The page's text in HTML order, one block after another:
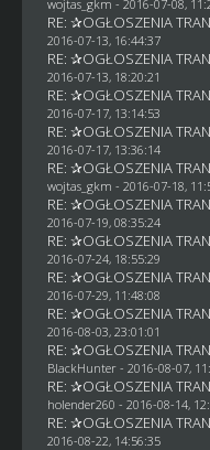
wojtas_gkm - 2016-07-08,
RE: ✰OGŁOSZENIA
2016-07-13, 16:44:37
RE: ✰OGŁOSZENIA
2016-07-13, 18:20:21
RE: ✰OGŁOSZENIA
2016-07-17, 13:14:53
RE: ✰OGŁOSZENIA
2016-07-17, 13:36:14
RE: ✰OGŁOSZENIA
wojtas_gkm - 2016-07-18,
RE: ✰OGŁOSZENIA
2016-07-19, 08:35:24
RE: ✰OGŁOSZENIA
2016-07-24, 18:55:29
RE: ✰OGŁOSZENIA
2016-07-29, 11:48:08
RE: ✰OGŁOSZENIA
2016-08-03, 23:01:01
RE: ✰OGŁOSZENIA
BlackHunter- 2016-08-07,
RE: ✰OGŁOSZENIA
holender260 - 2016-08-14,
RE: ✰OGŁOSZENIA
2016-08-22, 14:56:35